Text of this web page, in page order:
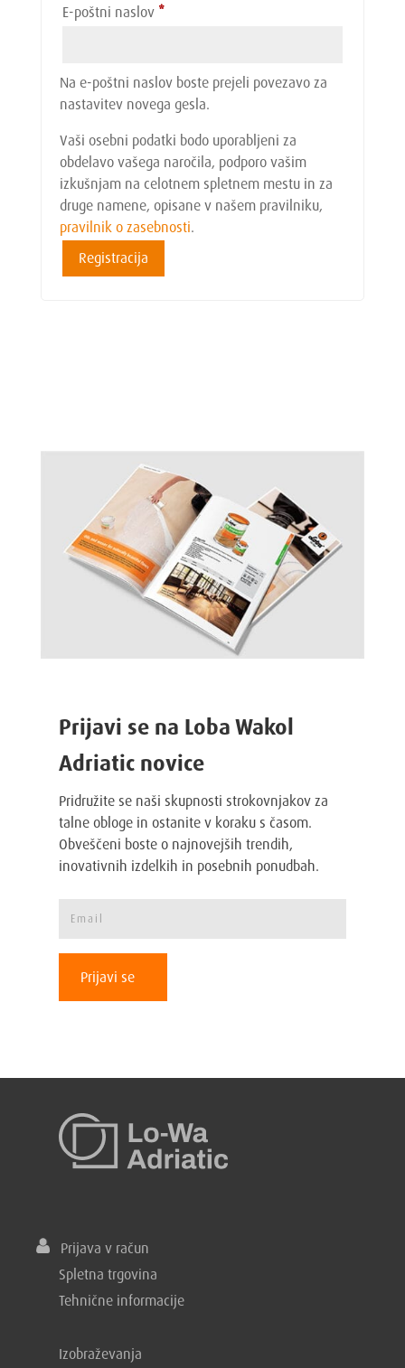
E-poštni naslov *Zahtevano
Na e-poštni naslov boste prejeli povezavo za
nastavitev novega gesla.
Vaši osebni podatki bodo uporabljeni za
obdelavo vašega naročila, podporo vašim
izkušnjam na celotnem spletnem mestu in za
druge namene, opisane v našem pravilniku,
pravilnik o zasebnosti.
Registracija
Prijavi se na Loba Wakol
Adriatic novice
Pridružite se naši skupnosti strokovnjakov za
talne obloge in ostanite v koraku s časom.
Obveščeni boste o najnovejših trendih,
inovativnih izdelkih in posebnih ponudbah.
Prijavi se
Prijava v račun
Spletna trgovina
Tehnične informacije
Izobraževanja